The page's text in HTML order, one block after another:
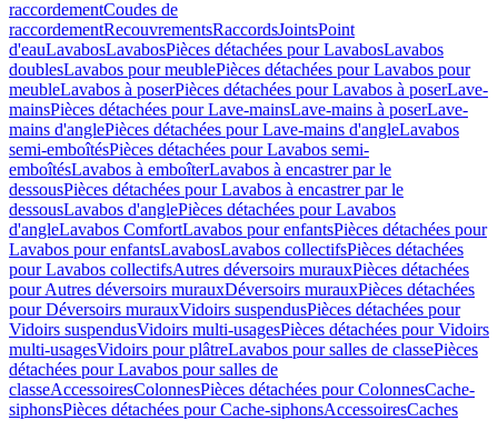
raccordementCoudes de
raccordementRecouvrementsRaccordsJointsPoint
d'eauLavabosLavabosPièces détachées pour LavabosLavabos
doublesLavabos pour meublePièces détachées pour Lavabos pour
meubleLavabos à poserPièces détachées pour Lavabos à poserLave-
mainsPièces détachées pour Lave-mainsLave-mains à poserLave-
mains d'anglePièces détachées pour Lave-mains d'angleLavabos
semi-emboîtésPièces détachées pour Lavabos semi-
emboîtésLavabos à emboîterLavabos à encastrer par le
dessousPièces détachées pour Lavabos à encastrer par le
dessousLavabos d'anglePièces détachées pour Lavabos
d'angleLavabos ComfortLavabos pour enfantsPièces détachées pour
Lavabos pour enfantsLavabosLavabos collectifsPièces détachées
pour Lavabos collectifsAutres déversoirs murauxPièces détachées
pour Autres déversoirs murauxDéversoirs murauxPièces détachées
pour Déversoirs murauxVidoirs suspendusPièces détachées pour
Vidoirs suspendusVidoirs multi-usagesPièces détachées pour Vidoirs
multi-usagesVidoirs pour plâtreLavabos pour salles de classePièces
détachées pour Lavabos pour salles de
classeAccessoiresColonnesPièces détachées pour ColonnesCache-
siphonsPièces détachées pour Cache-siphonsAccessoiresCaches